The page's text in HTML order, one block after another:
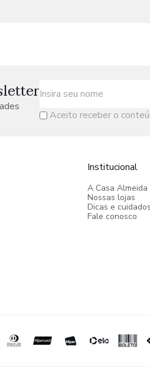
Aceito receber o
Institucional
A Casa Almeida
Nossas lojas
Dicas e cuidados
Fale conosco